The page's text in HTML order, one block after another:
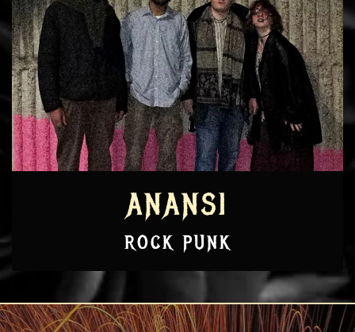
ANANSI
ROCK PUNK